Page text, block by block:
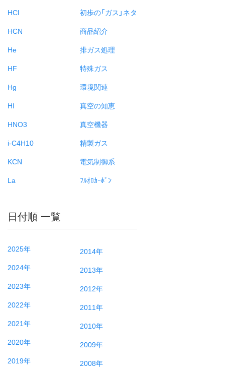
HCl
HCN
He
HF
Hg
HI
HNO3
i-C4H10
KCN
La
初歩の「ガス」ネタ
商品紹介
排ガス処理
特殊ガス
環境関連
真空の知恵
真空機器
精製ガス
電気制御系
ﾌﾙｵﾛｶｰﾎﾞﾝ
日付順 一覧
2025年
2024年
2023年
2022年
2021年
2020年
2019年
2014年
2013年
2012年
2011年
2010年
2009年
2008年